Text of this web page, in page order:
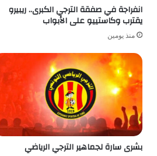
انفراجة في صفقة الترجي الكبرى.. ريبيرو
يقترب وكاستييو على الأبواب
منذ يومين
بشرى سارة لجماهير الترجي الرياضي